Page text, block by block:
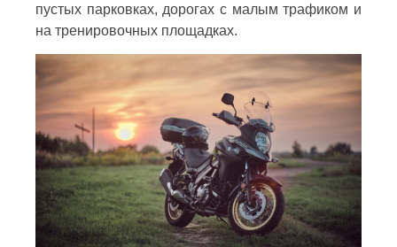
пустых парковках, дорогах с малым трафиком и
на тренировочных площадках.